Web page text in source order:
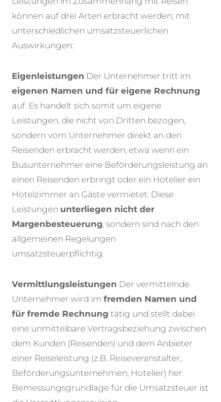
können auf drei Arten erbracht werden, mit
unterschiedlichen umsatzsteuerlichen
Auswirkungen:
Eigenleistungen Der Unternehmer tritt im
eigenen Namen und für eigene Rechnung
auf. Es handelt sich somit um eigene
Leistungen, die nicht von Dritten bezogen,
sondern vom Unternehmer direkt an den
Reisenden erbracht werden, etwa wenn ein
Busunternehmer eine Beförderungsleistung an
einen Reisenden erbringt oder ein Hotelier ein
Hotelzimmer an Gäste vermietet. Diese
Leistungen unterliegen nicht der
Margenbesteuerung, sondern sind nach den
allgemeinen Regelungen
umsatzsteuerpflichtig.
Vermittlungsleistungen Der vermittelnde
Unternehmer wird im fremden Namen und
für fremde Rechnung tätig und stellt dabei
eine unmittelbare Vertragsbeziehung zwischen
dem Kunden (Reisenden) und dem Anbieter
einer Reiseleistung (z.B. Reiseveranstalter,
Beförderungsunternehmen, Hotelier) her.
Bemessungsgrundlage für die Umsatzsteuer ist